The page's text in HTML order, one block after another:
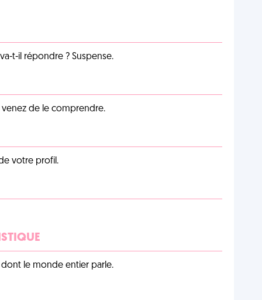
t-il répondre ? Suspense.
de le comprendre.
votre profil.
dont le monde entier parle.